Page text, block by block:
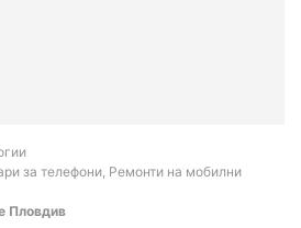
за телефони, Ремонти на мобилни
Пловдив